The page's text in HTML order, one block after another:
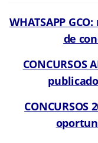
WHATSAPP
de
CONCURSOS